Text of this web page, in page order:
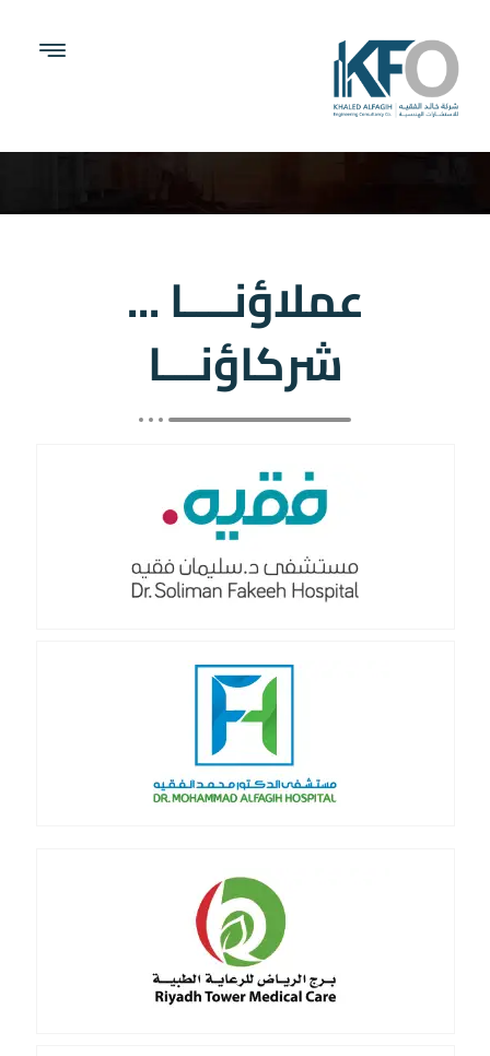
عملاؤنــــا ...
شركاؤنـــا